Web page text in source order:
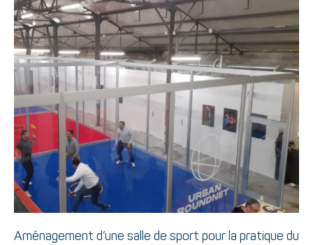
Aménagement d’une salle de sport pour la pratique du